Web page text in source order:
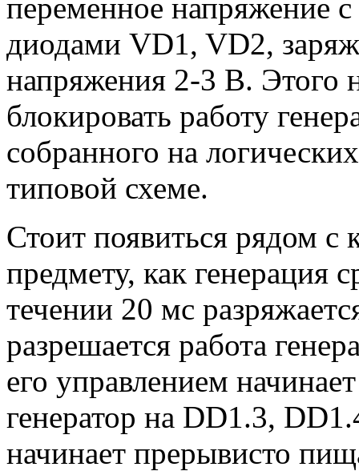
переменное напряжение
диодами VD1, VD2,
напряжения 2-3 В. Этого
блокировать работу
собранного на
типовой схеме.
Стоит появиться рядом с
предмету, как генерация
течении 20 мс
разрешается работа
его управлением
генератор на DD1.3,
начинает прерывисто